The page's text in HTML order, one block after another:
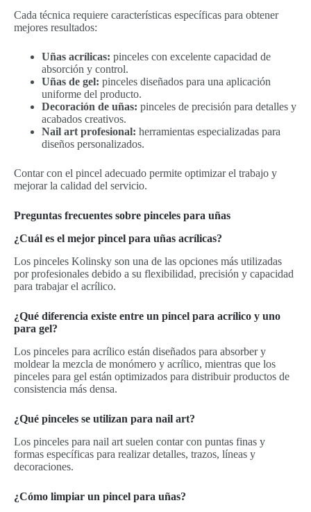
Cada técnica requiere características específicas para obtener
mejores resultados:
Uñas acrílicas: pinceles con excelente capacidad de
absorción y control.
Uñas de gel: pinceles diseñados para una aplicación
uniforme del producto.
Decoración de uñas: pinceles de precisión para detalles y
acabados creativos.
Nail art profesional: herramientas especializadas para
diseños personalizados.
Contar con el pincel adecuado permite optimizar el trabajo y
mejorar la calidad del servicio.
Preguntas frecuentes sobre pinceles para uñas
¿Cuál es el mejor pincel para uñas acrílicas?
Los pinceles Kolinsky son una de las opciones más utilizadas
por profesionales debido a su flexibilidad, precisión y capacidad
para trabajar el acrílico.
¿Qué diferencia existe entre un pincel para acrílico y uno
para gel?
Los pinceles para acrílico están diseñados para absorber y
moldear la mezcla de monómero y acrílico, mientras que los
pinceles para gel están optimizados para distribuir productos de
consistencia más densa.
¿Qué pinceles se utilizan para nail art?
Los pinceles para nail art suelen contar con puntas finas y
formas específicas para realizar detalles, trazos, líneas y
decoraciones.
¿Cómo limpiar un pincel para uñas?